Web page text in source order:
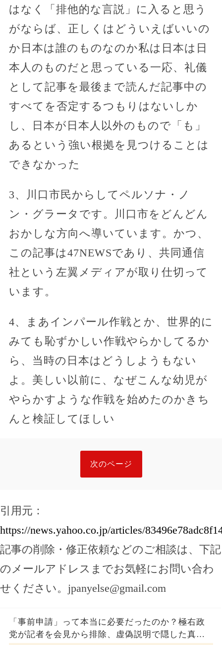
はなく「排他的な言説」に入ると思う
がならば、正しくはどういえばいいの
か日本は誰のものなのか私は日本は日
本人のものだと思っている一応、礼儀
として記事を最後まで読んだ記事中の
すべてを否定するつもりはないしか
し、日本が日本人以外のもので「も」
あるという強い根拠を見つけることは
できなかった
3、川口市民からしてペルソナ・ノ
ン・グラータです。川口市をどんどん
おかしな方向へ導いています。かつ、
この記事は47NEWSであり、共同通信
社という左翼メディアが取り仕切って
います。
4、まあインパール作戦とか、世界的に
みても恥ずかしい作戦やらかしてるか
ら、当時の日本はどうしようもない
よ。美しい以前に、なぜこんな幼児が
やらかすような作戦を始めたのかきち
んと検証してほしい
次のページ
引用元：
https://news.yahoo.co.jp/articles/
記事の削除・修正依頼などのご相談は、下記
のメールアドレスまでお気軽にお問い合わ
せください。 jpanyelse@gmail.com
「事前申請」って本当に必要だったのか？極右政
党が記者を会見から排除、虚偽説明で隠した真実